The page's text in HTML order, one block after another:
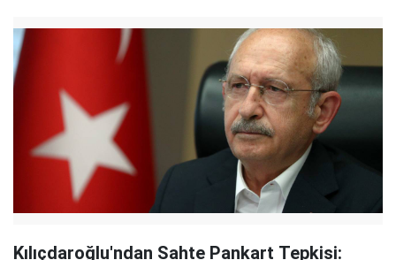
Kılıçdaroğlu'ndan Sahte Pankart Tepkisi: